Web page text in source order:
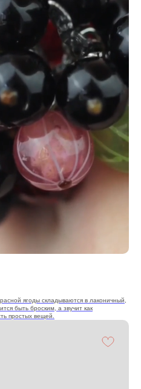
ягоды складываются в лаконичный,
быть броским, а звучит как
простых вещей.